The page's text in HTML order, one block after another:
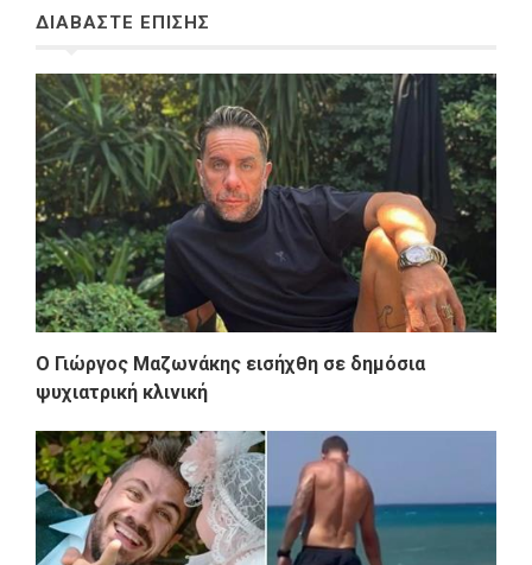
ΔΙΑΒΑΣΤΕ ΕΠΙΣΗΣ
Ο Γιώργος Μαζωνάκης εισήχθη σε δημόσια
ψυχιατρική κλινική